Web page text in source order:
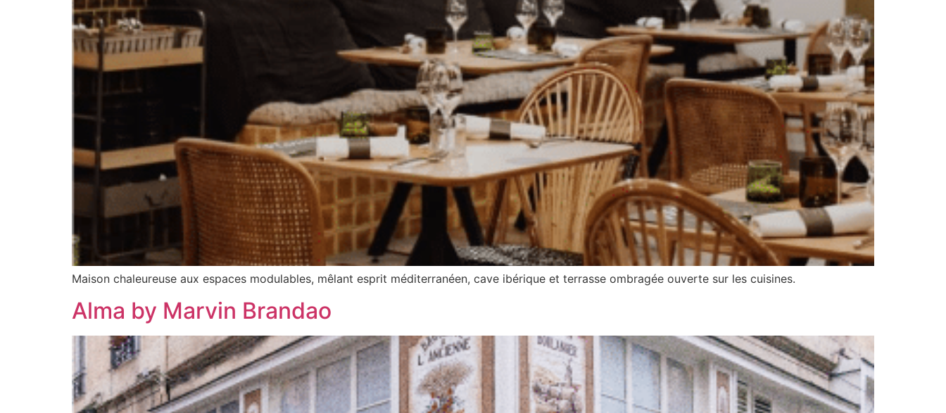
Maison chaleureuse aux espaces modulables, mêlant esprit méditerranéen, cave ibérique et terrasse ombragée ouverte sur les cuisines.
Alma by Marvin Brandao